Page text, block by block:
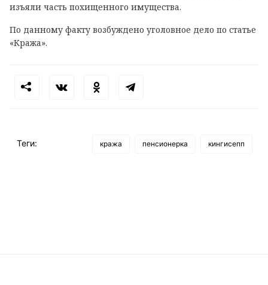
изъяли часть похищенного имущества.
По данному факту возбуждено уголовное дело по статье
«Кража».
Теги: кража пенсионерка кингисепп